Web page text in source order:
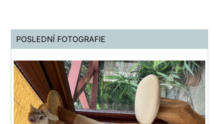
POSLEDNÍ FOTOGRAFIE